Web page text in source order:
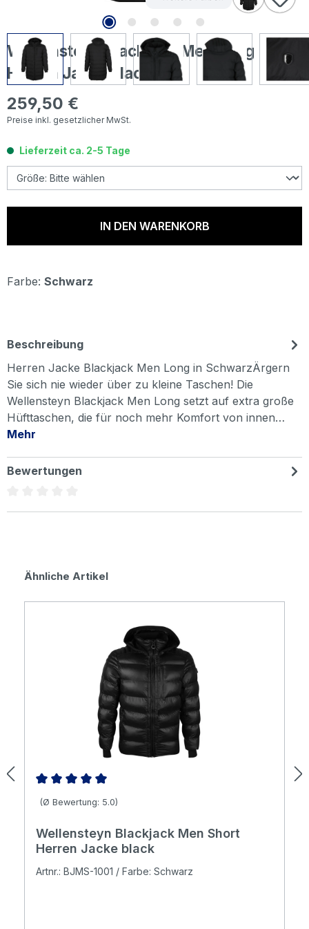
Wellensteyn Blackjack Men Long
Herren Jacke black
Regulärer Preis:
259,50 €
Preise inkl. gesetzlicher MwSt.
Lieferzeit ca. 2-5 Tage
IN DEN WARENKORB
Farbe: Schwarz
Beschreibung
Herren Jacke Blackjack Men Long in SchwarzÄrgern
Sie sich nie wieder über zu kleine Taschen! Die
Wellensteyn Blackjack Men Long setzt auf extra große
Hüfttaschen, die für noch mehr Komfort von innen…
Mehr
Bewertungen
Produktgalerie überspringen
Ähnliche Artikel
Durchschnittliche Bewertung von 5 von 5 Sternen
(Ø Bewertung: 5.0)
Wellensteyn Blackjack Men Short
Herren Jacke black
Artnr.: BJMS-1001 / Farbe: Schwarz